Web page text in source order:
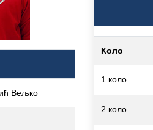
Вељко
Коло
1.коло
2.коло